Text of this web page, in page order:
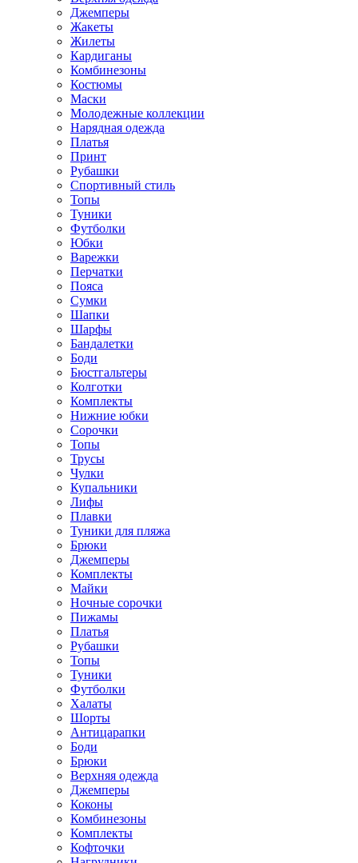
Джемперы
Жакеты
Жилеты
Кардиганы
Комбинезоны
Костюмы
Маски
Молодежные коллекции
Нарядная одежда
Платья
Принт
Рубашки
Спортивный стиль
Топы
Туники
Футболки
Юбки
Варежки
Перчатки
Пояса
Сумки
Шапки
Шарфы
Бандалетки
Боди
Бюстгальтеры
Колготки
Комплекты
Нижние юбки
Сорочки
Топы
Трусы
Чулки
Купальники
Лифы
Плавки
Туники для пляжа
Брюки
Джемперы
Комплекты
Майки
Ночные сорочки
Пижамы
Платья
Рубашки
Топы
Туники
Футболки
Халаты
Шорты
Антицарапки
Боди
Брюки
Верхняя одежда
Джемперы
Коконы
Комбинезоны
Комплекты
Кофточки